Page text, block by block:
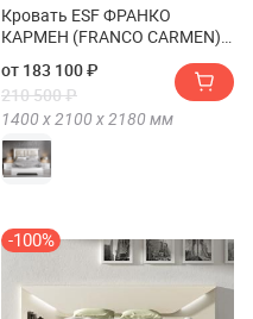
Кровать ESF ФРАНКО
КАРМЕН (FRANCO CARMEN)
от 183 100 ₽
210 500 ₽
1400 х2100 х2180 мм
-100%